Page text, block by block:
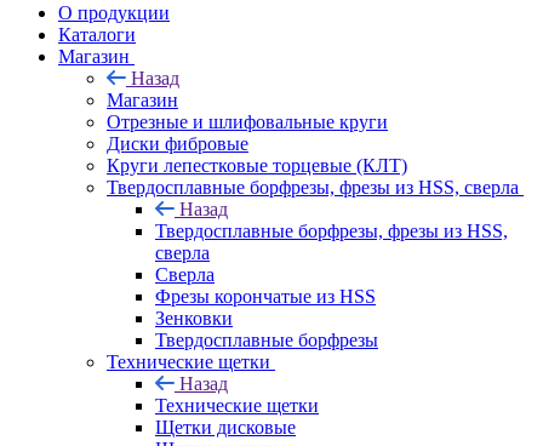
О продукции
Каталоги
Магазин
Назад
Магазин
Отрезные и шлифовальные круги
Диски фибровые
Круги лепестковые торцевые (КЛТ)
Твердосплавные борфрезы, фрезы из HSS, сверла
Назад
Твердосплавные борфрезы, фрезы из HSS,
сверла
Сверла
Фрезы корончатые из HSS
Зенковки
Твердосплавные борфрезы
Технические щетки
Назад
Технические щетки
Щетки дисковые